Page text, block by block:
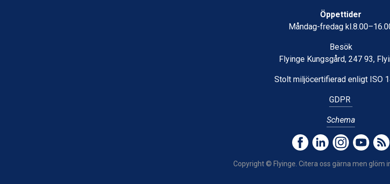
Öppettider
Måndag-fredag
Besök
Flyinge Kungsgård, 247 93,
Stolt miljöcertifierad enligt ISO
GDPR
Schema
Copyright © Flyinge. Citera oss gärna men glöm